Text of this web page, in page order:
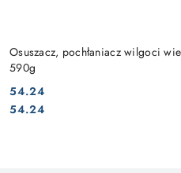
Osuszacz, pochłaniacz wilgoci
590g
Cena:
54.24
Cena:
54.24